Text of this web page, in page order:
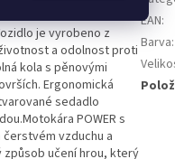
je vyrobeno z
a odolnost proti
kola s pěnovými
Ergonomická
sedadlo
POWER s
vzduchu a
učení hrou, který
EAN:
Barva: